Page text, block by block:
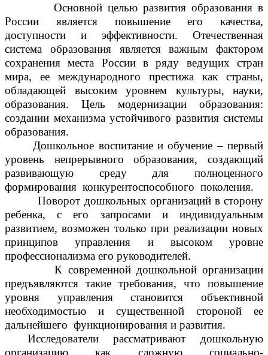
Основной целью развития образования в
России является повышение его качества,
доступности и эффективности. Отечественная
система образования является важным фактором
сохранения места России в ряду ведущих стран
мира, ее международного престижа как страны,
обладающей высоким уровнем культуры, науки,
образования. Цель модернизации образования:
создании механизма устойчивого развития системы
образования.
Дошкольное воспитание и обучение – первый
уровень непрерывного образования, создающий
развивающую среду для полноценного
формирования конкурентоспособного поколения.
Поворот дошкольных организаций в сторону
ребенка, с его запросами и индивидуальным
развитием, возможен только при реализации новых
принципов управления и высоком уровне
профессионализма его руководителей.
К современной дошкольной организации
предъявляются такие требования, что повышение
уровня управления становится объективной
необходимостью и существенной стороной ее
дальнейшего функционирования и развития.
Исследователи рассматривают дошкольную
организацию как сложную социально-